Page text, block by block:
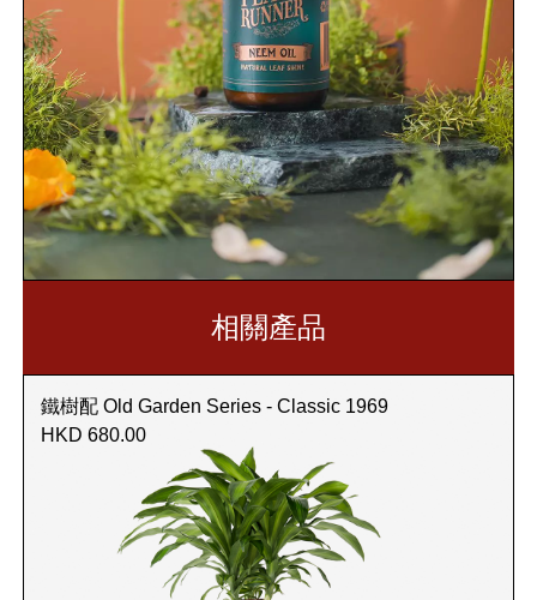
相關產品
鐵樹配 Old Garden Series - Classic 1969
HKD 680.00